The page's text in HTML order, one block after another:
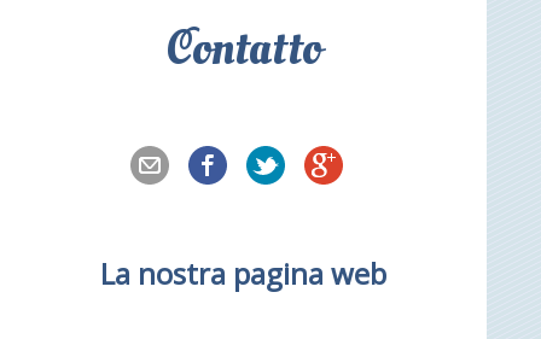
Contatto
La nostra pagina web